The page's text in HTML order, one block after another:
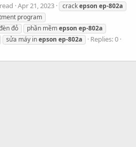
Apr 21, 2023 crackepson ep-802a
program
đỏ phần mềmepson ep-802a
sửa máy inepson ep-802a
Replies: 0